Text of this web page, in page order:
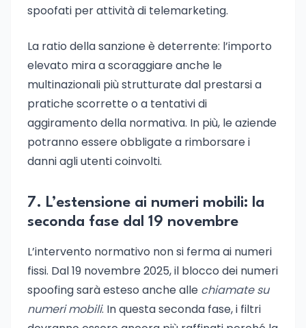
spoofati per attività di telemarketing.
La ratio della sanzione è deterrente: l’importo
elevato mira a scoraggiare anche le
multinazionali più strutturate dal prestarsi a
pratiche scorrette o a tentativi di
aggiramento della normativa. In più, le aziende
potranno essere obbligate a rimborsare i
danni agli utenti coinvolti.
7. L’estensione ai numeri mobili: la
seconda fase dal 19 novembre
L’intervento normativo non si ferma ai numeri
fissi. Dal 19 novembre 2025, il blocco dei numeri
spoofing sarà esteso anche alle chiamate su
numeri mobili. In questa seconda fase, i filtri